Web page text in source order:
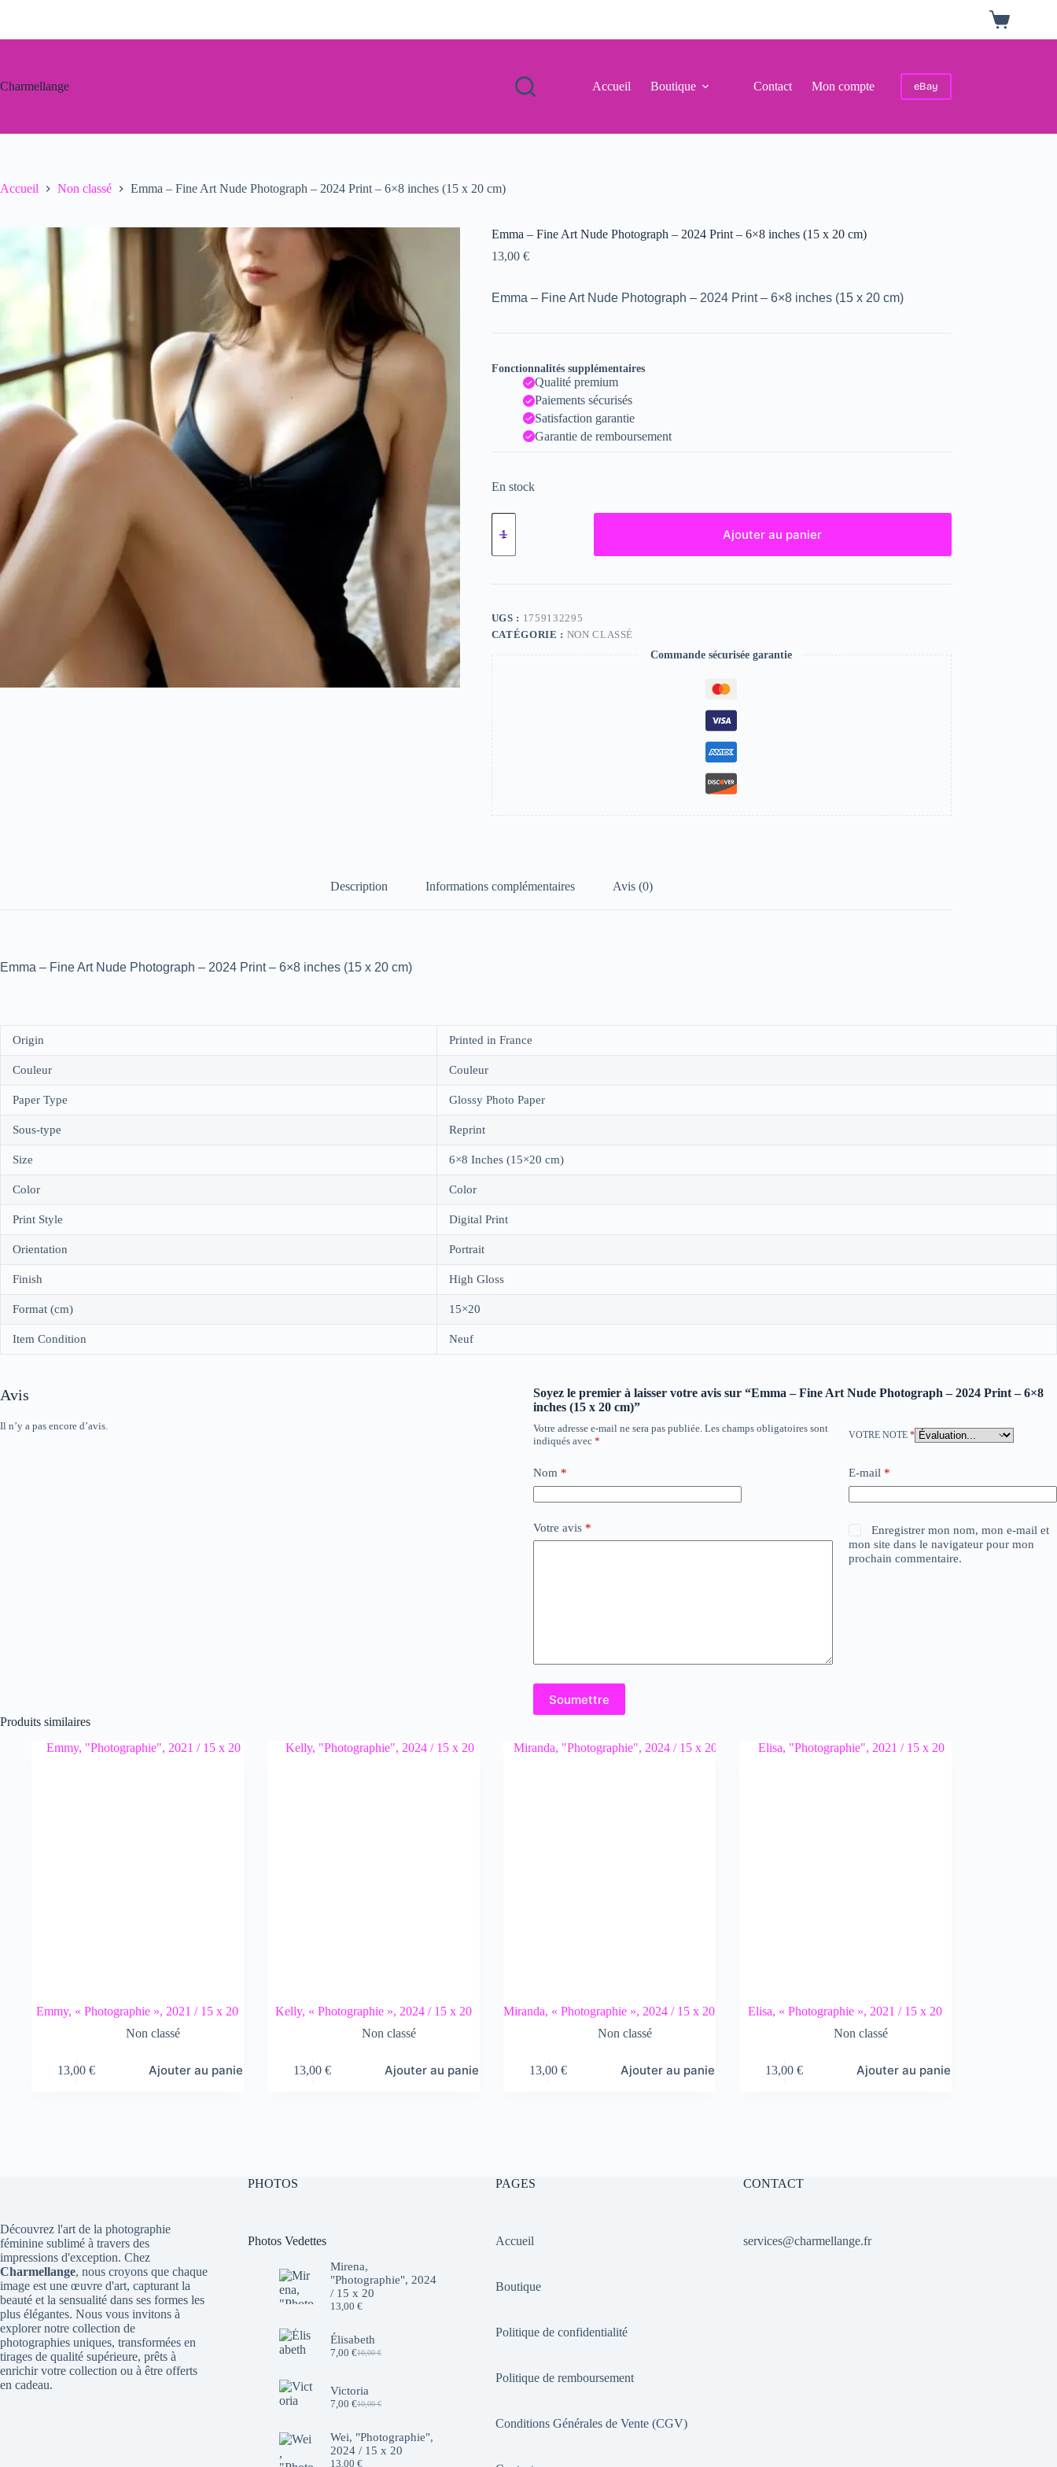
Panier
d’achat
Charmellange Accueil Boutique Contact Mon compte eBay
Accueil Non classé Emma – Fine Art Nude Photograph – 2024 Print – 6×8 inches (15 x 20 cm)
Emma – Fine Art Nude Photograph – 2024 Print – 6×8 inches (15 x 20 cm)
13,00 €
Emma – Fine Art Nude Photograph – 2024 Print – 6×8 inches (15 x 20 cm)
Fonctionnalités supplémentaires
Qualité premium
Paiements sécurisés
Satisfaction garantie
Garantie de remboursement
En stock
quantité
de
-
Art
Photograph
-
2024
Print
-
6x8
inches
(15
x
20
cm)
Ajouter au panier
UGS : 1759132295
CATÉGORIE : NON CLASSÉ
Commande sécurisée garantie
Description Informations complémentaires Avis (0)
Emma – Fine Art Nude Photograph – 2024 Print – 6×8 inches (15 x 20 cm)
Origin Printed in France
Couleur Couleur
Paper Type Glossy Photo Paper
Sous-type Reprint
Size 6×8 Inches (15×20 cm)
Color Color
Print Style Digital Print
Orientation Portrait
Finish High Gloss
Format (cm) 15×20
Item Condition Neuf
Avis
Il n’y a pas encore d’avis.
Soyez le premier à laisser votre avis sur “Emma – Fine Art Nude Photograph – 2024 Print – 6×8
inches (15 x 20 cm)”
Votre adresse e-mail ne sera pas publiée. Les champs obligatoires sont
indiqués avec *
VOTRE NOTE *
Nom * E-mail *
Votre avis *
Enregistrer mon nom, mon e-mail et
mon site dans le navigateur pour mon
prochain commentaire.
Soumettre
Produits similaires
Emmy, « Photographie », 2021 / 15 x 20
Non classé
13,00€ Ajouter au panier
Kelly, « Photographie », 2024 / 15 x 20
Non classé
13,00€ Ajouter au panier
Miranda, « Photographie », 2024 / 15 x 20
Non classé
13,00€ Ajouter au panier
Elisa, « Photographie », 2021 / 15 x 20
Non classé
13,00€ Ajouter au panier
Découvrez l'art de la photographie
féminine sublimé à travers des
impressions d'exception. Chez
Charmellange, nous croyons que chaque
image est une œuvre d'art, capturant la
beauté et la sensualité dans ses formes les
plus élégantes. Nous vous invitons à
explorer notre collection de
photographies uniques, transformées en
tirages de qualité supérieure, prêts à
enrichir votre collection ou à être offerts
en cadeau.
PHOTOS
Photos Vedettes
Mirena,
"Photographie", 2024
/ 15 x 20
13,00 €
Élisabeth
10,00€
Le
était :
10,00 €.
7,00 €Le
est :
7,00 €.
Victoria
10,00€
Le
initial
était :
10,00 €.
7,00 €Le
actuel
est :
7,00 €.
Wei, "Photographie",
2024 / 15 x 20
13,00 €
PAGES
Accueil
Boutique
Politique de confidentialité
Politique de remboursement
Conditions Générales de Vente (CGV)
CONTACT
services@charmellange.fr